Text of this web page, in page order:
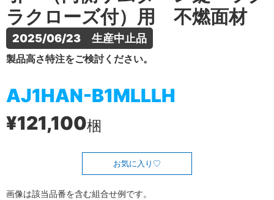
ラクローズ付）用 不燃面材
2025/06/23　生産中止品
製品高さ特注をご検討ください。
AJ1HAN-B1MLLLH
¥121,100梱
お気に入り
画像は該当品番を含む組合せ例です。